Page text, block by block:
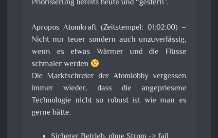
Priorisierung bereits heute und “gestern”.
Apropos Atomkraft (Zeitstempel: 01:02:00) –
Nicht nur teuer sondern auch unzuverlässig,
wenn es etwas Wärmer und die Flüsse
schmaler werden
Die Marktschreier der Atomlobby vergessen
immer wieder, dass die angepriesene
Technologie nicht so robust ist wie man es
gerne hätte.